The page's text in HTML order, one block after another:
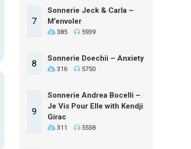
7
Sonnerie Jeck & Carla –
M’envoler
385 5939
8 Sonnerie Doechii – Anxiety
316 5750
9
Sonnerie Andrea Bocelli –
Je Vis Pour Elle with Kendji
Girac
311 5538